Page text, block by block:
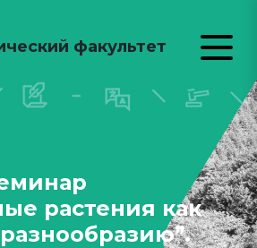
факультет
растения как